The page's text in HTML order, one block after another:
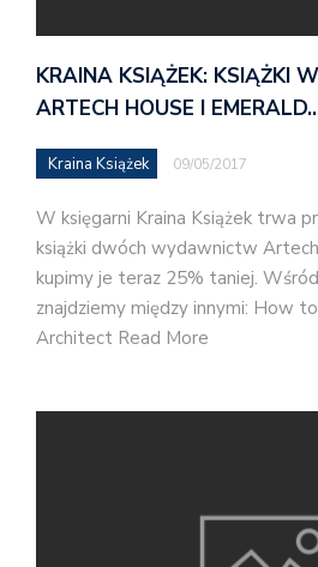
KRAINA KSIĄŻEK: KSIĄŻKI
ARTECH HOUSE I
Kraina Książek 09/05/2017
W księgarni Kraina Książek trwa
książki dwóch wydawnictw
kupimy je teraz 25% taniej.
znajdziemy między innymi: How
Architect Read More